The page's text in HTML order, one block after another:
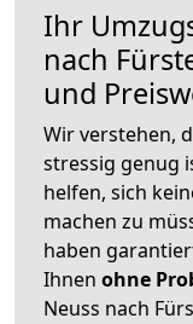
Ihr
nach
und
Wir verstehen,
stressig genug
helfen, sich
machen zu
haben
Ihnen ohne
Neuss nach